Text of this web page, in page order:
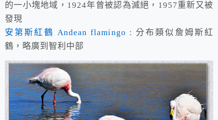
的一小塊地域，1924年曾被認為滅絕，1957重新又被
發現
安第斯紅鶴 Andean flamingo : 分布類似詹姆斯紅
鶴，略廣到智利中部